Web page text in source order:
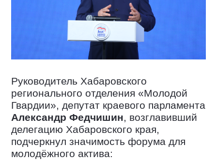
Руководитель Хабаровского
регионального отделения «Молодой
Гвардии», депутат краевого парламента
Александр Федчишин, возглавивший
делегацию Хабаровского края,
подчеркнул значимость форума для
молодёжного актива: